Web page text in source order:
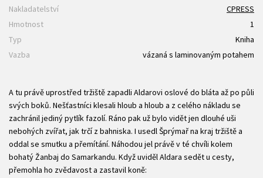
Nakladatelství
CPRESS
Hmotnost
1
Typ
Kniha
Vazba
vázaná s laminovaným potahem
A tu právě uprostřed tržiště zapadli Aldarovi oslové do bláta až po půli
svých boků. Nešťastníci klesali hloub a hloub a z celého nákladu se
zachránil jediný pytlík fazolí. Ráno pak už bylo vidět jen dlouhé uši
nebohých zvířat, jak trčí z bahniska. I usedl Šprýmař na kraj tržiště a
oddal se smutku a přemítání. Náhodou jel právě v té chvíli kolem
bohatý Žanbaj do Samarkandu. Když uviděl Aldara sedět u cesty,
přemohla ho zvědavost a zastavil koně: